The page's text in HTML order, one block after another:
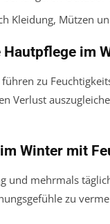
Kleidung, Mützen
im
zu
Verlust
Winter mit
und mehrmals
zu